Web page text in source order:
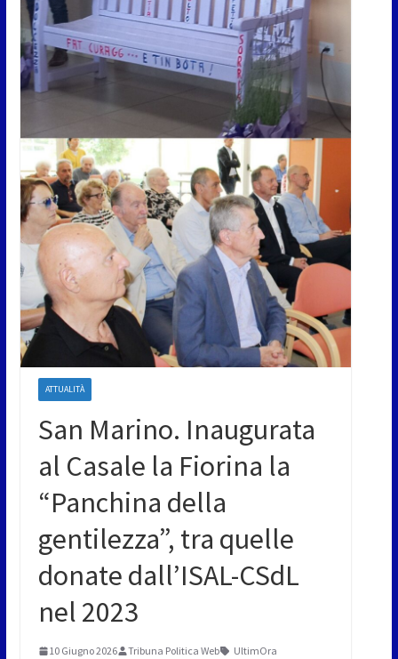
ATTUALITÀ
San Marino. Inaugurata
al Casale la Fiorina la
“Panchina della
gentilezza”, tra quelle
donate dall’ISAL-CSdL
nel 2023
10 Giugno 2026 Tribuna Politica Web UltimOra